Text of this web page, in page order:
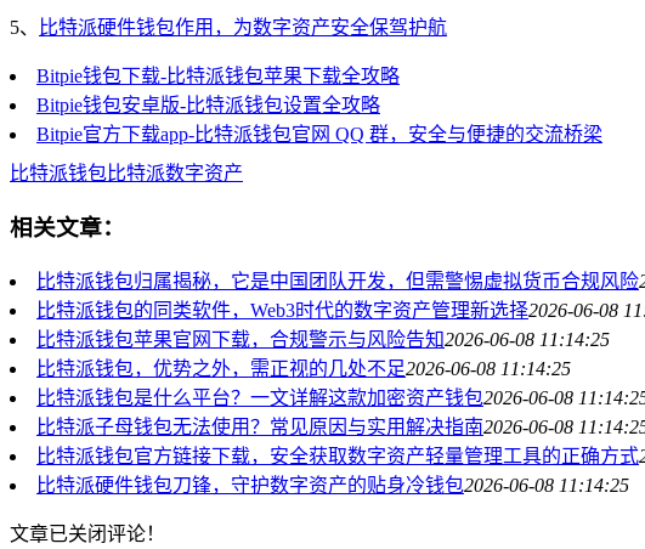
5、 比特派硬件钱包作用，为数字资产安全保驾护航
Bitpie钱包下载-比特派钱包苹果下载全攻略
Bitpie钱包安卓版-比特派钱包设置全攻略
Bitpie官方下载app-比特派钱包官网 QQ 群，安全与便捷的交流桥梁
比特派钱包比特派数字资产
相关文章：
比特派钱包归属揭秘，它是中国团队开发，但需警惕虚拟货币合规风险
比特派钱包的同类软件，Web3时代的数字资产管理新选择2026-06-08
比特派钱包苹果官网下载，合规警示与风险告知2026-06-08 11:14:25
比特派钱包，优势之外，需正视的几处不足2026-06-08 11:14:25
比特派钱包是什么平台？一文详解这款加密资产钱包2026-06-08
比特派子母钱包无法使用？常见原因与实用解决指南2026-06-08
比特派钱包官方链接下载，安全获取数字资产轻量管理工具的正确方式
比特派硬件钱包刀锋，守护数字资产的贴身冷钱包2026-06-08 11:14:25
文章已关闭评论！